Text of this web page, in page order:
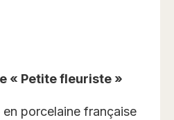
« Petite fleuriste »
porcelaine française